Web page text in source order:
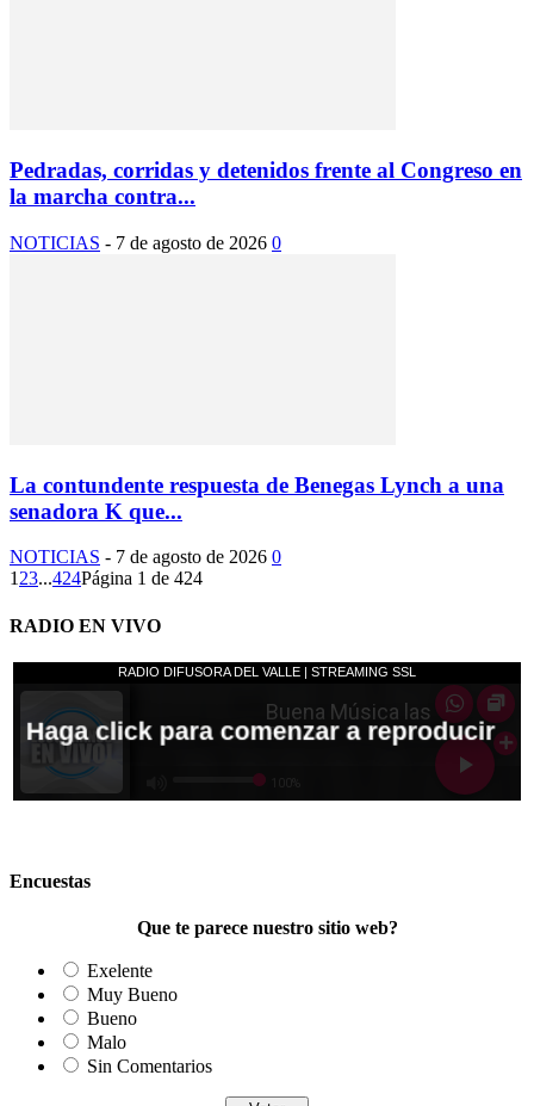
Pedradas, corridas y detenidos frente al Congreso en
la marcha contra...
NOTICIAS - 7 de agosto de 2026 0
La contundente respuesta de Benegas Lynch a una
senadora K que...
NOTICIAS - 7 de agosto de 2026 0
1 23...424Página 1 de 424
RADIO EN VIVO
Encuestas
Que te parece nuestro sitio web?
Exelente
Muy Bueno
Bueno
Malo
Sin Comentarios